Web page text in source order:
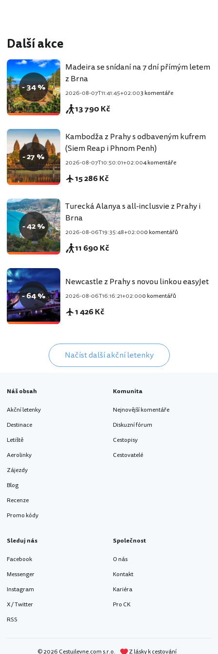
Další akce
- 34 %
Madeira se snídaní na 7 dní přímým letem
z Brna
2026-08-07T11:41:45+02:003 komentáře
13 790 Kč
- 27 %
Kambodža z Prahy s odbaveným kufrem
(Siem Reap i Phnom Penh)
2026-08-07T10:50:01+02:004 komentáře
15 286 Kč
- 42 %
Turecká Alanya s all-inclusvie z Prahy i
Brna
2026-08-06T19:35:48+02:000 komentářů
11 690 Kč
- 64 %
Newcastle z Prahy s novou linkou easyJet
2026-08-06T16:16:21+02:000 komentářů
1 426 Kč
Načíst další akční letenky
Náš obsah
Akční letenky
Destinace
Letiště
Aerolinky
Zájezdy
Blog
Recenze
Promo kódy
Komunita
Nejnovější komentáře
Diskuzní fórum
Cestopisy
Cestovatelé
Sleduj nás
Facebook
Messenger
Instagram
X / Twitter
RSS
Společnost
O nás
Kontakt
Kariéra
Pro CK
© 2026 Cestujlevne.com s.r.o. Z lásky k cestování